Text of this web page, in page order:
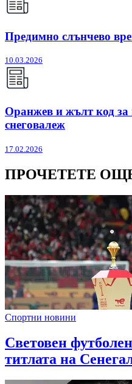
Предимно слънчево
10.03.2026
Оранжев и жълт код за
снеговалеж
17.02.2026
ПРОЧЕТЕТЕ
Спортни новини
Световен
титлата на